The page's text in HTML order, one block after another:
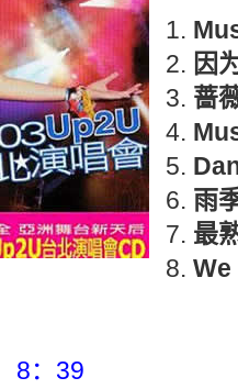
因
蔷
雨
最
We
8：39